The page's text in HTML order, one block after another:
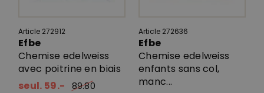
Article 272912
Efbe
Chemise edelweiss
avec poitrine en biais
seul. 59.-
89.80
Article 272636
Efbe
Chemise edelweiss
enfants sans col,
manc...